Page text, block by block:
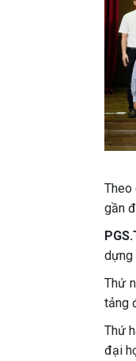
Theo
gần
dựng
Thứ
tảng
Thứ
đại